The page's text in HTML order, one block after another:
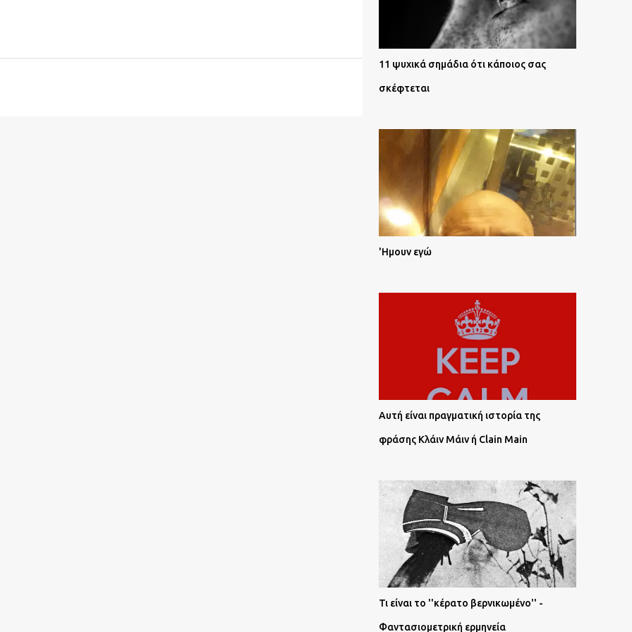
11 ψυχικά σημάδια ότι κάποιος σας
σκέφτεται
'Ημουν εγώ
Αυτή είναι πραγματική ιστορία της
φράσης Κλάιν Μάιν ή Clain Main
Τι είναι το ''κέρατο βερνικωμένο'' -
Φαντασιομετρική ερμηνεία